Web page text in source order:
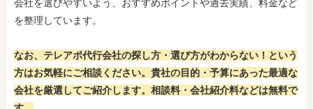
会社を選びやすいよう、おすすめポイントや過去実績、料金など
を整理しています。
なお、テレアポ代行会社の探し方・選び方がわからない！という
方はお気軽にご相談ください。貴社の目的・予算にあった最適な
会社を厳選してご紹介します。相談料・会社紹介料などは無料で